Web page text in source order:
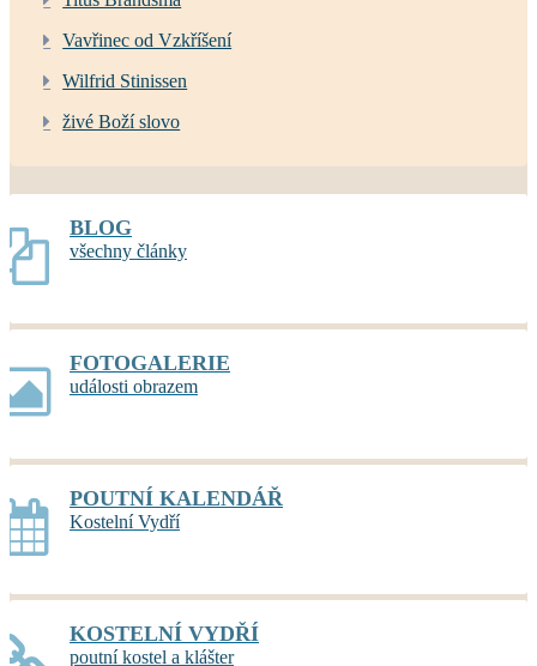
Vavřinec od Vzkříšení
Wilfrid Stinissen
živé Boží slovo
BLOG
všechny články
FOTOGALERIE
události obrazem
POUTNÍ KALENDÁŘ
Kostelní Vydří
KOSTELNÍ VYDŘÍ
poutní kostel a klášter